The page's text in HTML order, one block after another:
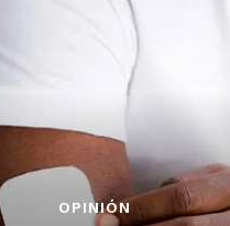
OPINIÓN